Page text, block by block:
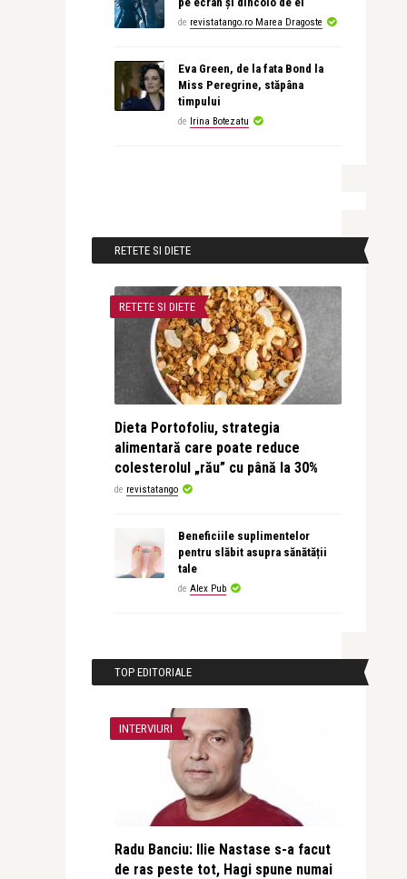
de revistatango.ro Marea Dragoste
Eva Green, de la fata Bond la
Miss Peregrine, stăpâna
timpului
de Irina Botezatu
RETETE SI DIETE
RETETE SI DIETE
Dieta Portofoliu, strategia
alimentară care poate reduce
colesterolul „rău” cu până la 30%
de revistatango
Beneficiile suplimentelor
pentru slăbit asupra sănătății
tale
de Alex Pub
TOP EDITORIALE
INTERVIURI
Radu Banciu: Ilie Nastase s-a facut
de ras peste tot, Hagi spune numai